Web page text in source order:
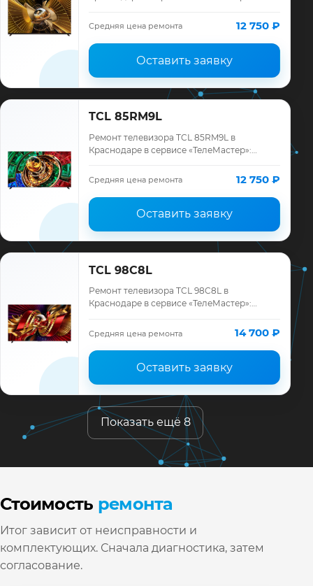
ремонта, запчасти и гарантия до 12
Средняя цена ремонта 12 750 ₽
Оставить заявку
TCL 85RM9L
Ремонт телевизора TCL 85RM9L в
Краснодаре в сервисе «ТелеМастер»:
ремонта, запчасти и гарантия до 12
месяцев.
Средняя цена ремонта 12 750 ₽
Оставить заявку
TCL 98C8L
Ремонт телевизора TCL 98C8L в
Краснодаре в сервисе «ТелеМастер»:
ремонта, запчасти и гарантия до 12
месяцев.
Средняя цена ремонта 14 700 ₽
Оставить заявку
Показать ещё 8
Стоимость ремонта
Итог зависит от неисправности и
комплектующих. Сначала диагностика, затем
согласование.